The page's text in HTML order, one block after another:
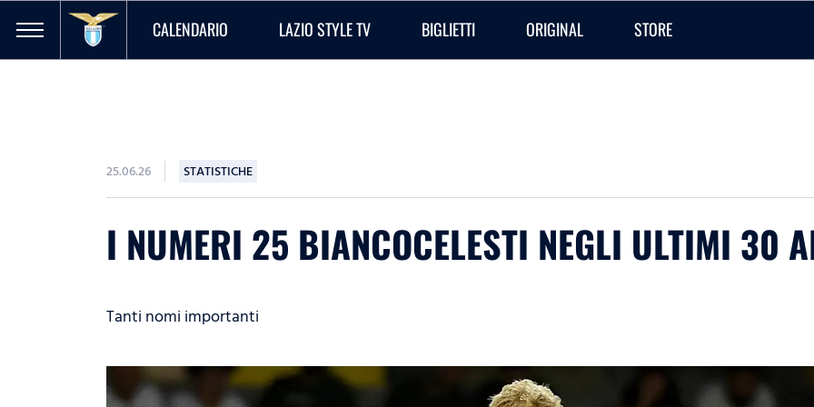
CALENDARIO LAZIO STYLE TV BIGLIETTI ORIGINAL STORE
25.06.26 STATISTICHE
I NUMERI 25 BIANCOCELESTI NEGLI ULTIMI 30
Tanti nomi importanti